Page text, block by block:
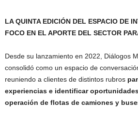
LA QUINTA EDICIÓN DEL ESPACIO DE
FOCO EN EL APORTE DEL SECTOR
Desde su lanzamiento en 2022, Diálogos
consolidó como un espacio de
reuniendo a clientes de distintos rubros
experiencias e identificar
operación de flotas de camiones y